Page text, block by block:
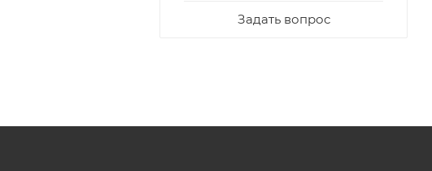
Задать вопрос